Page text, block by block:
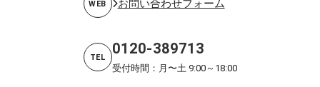
WEB お問い合わせフォーム
TEL 0120-389713
受付時間：月〜土 9:00～18:00